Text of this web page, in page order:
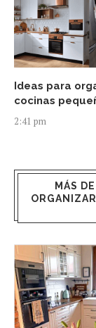
Ideas para
cocinas
2:41 pm
MÁS